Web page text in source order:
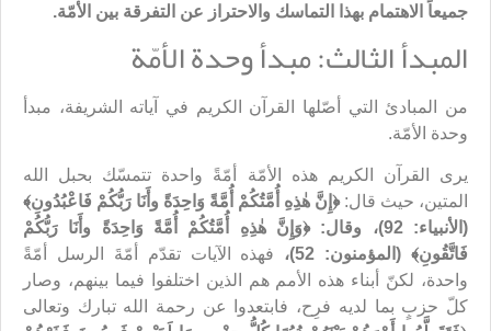
جميعاً الاهتمام بهذا التماسك والاحتراز عن التفرقة بين الأمّة.
المبدأ الثالث: مبدأ وحدة الأمّة
من المبادئ التي أصّلها القرآن الكريم في آياته الشريفة، مبدأ
وحدة الأمّة.
يرى القرآن الكريم هذه الأمّة أمّةً واحدة تتمسّك بحبل الله
المتين، حيث قال:﴿إِنَّ هٰذِهِ أُمَّتُكُمْ أُمَّةً وَاحِدَةً وأَنَا رَبُّكُمْ فَاعْبُدُونِ﴾
(الأنبياء: 92)، وقال: ‏﴿وَإِنَّ هٰذِهِ أُمَّتُكُمْ أُمَّةً وَاحِدَةً وأَنَا رَبُّكُمْ
فَاتَّقُونِ﴾ (المؤمنون: 52)،
فهذه الآيات تقدّم أمّةَ الرسل أمّةً
واحدة، لكنّ أبناء هذه الأمم هم الذين اختلفوا فيما بينهم، وصار
كلّ حزبٍ بما لديه فرِح، فابتعدوا عن رحمة الله تبارك وتعالى